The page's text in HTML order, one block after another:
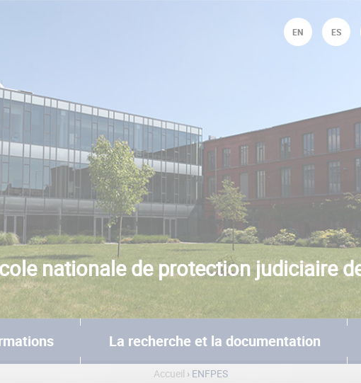
La recherche et la documentation
nationale de protection judiciaire
EN ES
Accueil › ENFPES